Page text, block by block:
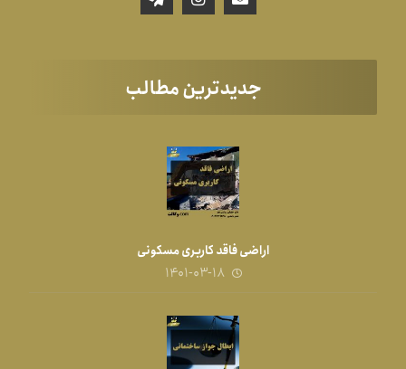
جدیدترین مطالب
اراضی فاقد کاربری مسکونی
۱۴۰۱-۰۳-۱۸